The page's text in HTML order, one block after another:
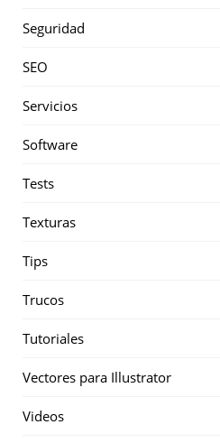
Seguridad
SEO
Servicios
Software
Tests
Texturas
Tips
Trucos
Tutoriales
Vectores para Illustrator
Videos